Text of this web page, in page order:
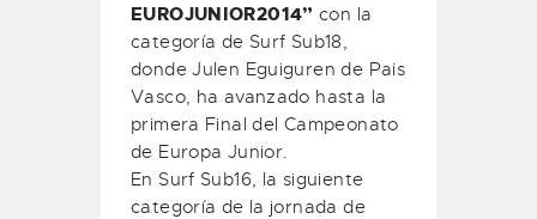
EUROJUNIOR2014” con la
categoría de Surf Sub18,
donde Julen Eguiguren de Pais
Vasco, ha avanzado hasta la
primera Final del Campeonato
de Europa Junior.
En Surf Sub16, la siguiente
categoría de la jornada de